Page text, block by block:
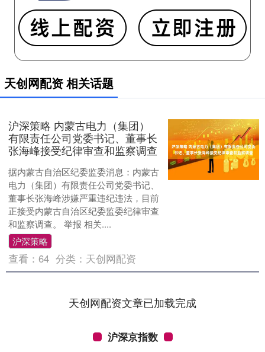
天创网配资 相关话题
沪深策略 内蒙古电力（集团）
有限责任公司党委书记、董事长
张海峰接受纪律审查和监察调查
据内蒙古自治区纪委监委消息：内蒙古
电力（集团）有限责任公司党委书记、
董事长张海峰涉嫌严重违纪违法，目前
正接受内蒙古自治区纪委监委纪律审查
和监察调查。 举报 相关....
沪深策略
查看：64 分类： 天创网配资
天创网配资文章已加载完成
沪深京指数